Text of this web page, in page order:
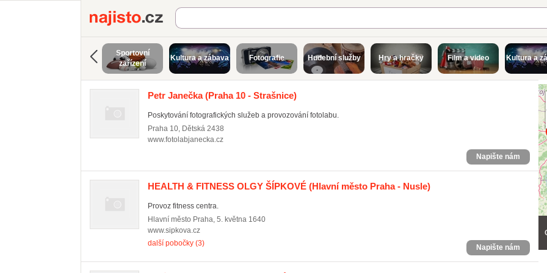
Najisto.cz
Sportovní
zařízení
Kultura a zábava Fotografie Hudební služby Hry a hračky Film a video Kultura a
Petr Janečka(Praha 10 - Strašnice)
Poskytování fotografických služeb a provozování fotolabu.
Praha 10, Dětská 2438
www.fotolabjanecka.cz
Napište nám
HEALTH & FITNESS OLGY ŠÍPKOVÉ (Hlavní město Praha - Nusle)
Provoz fitness centra.
Hlavní město Praha, 5. května 1640
www.sipkova.cz
další pobočky (3)
Napište nám